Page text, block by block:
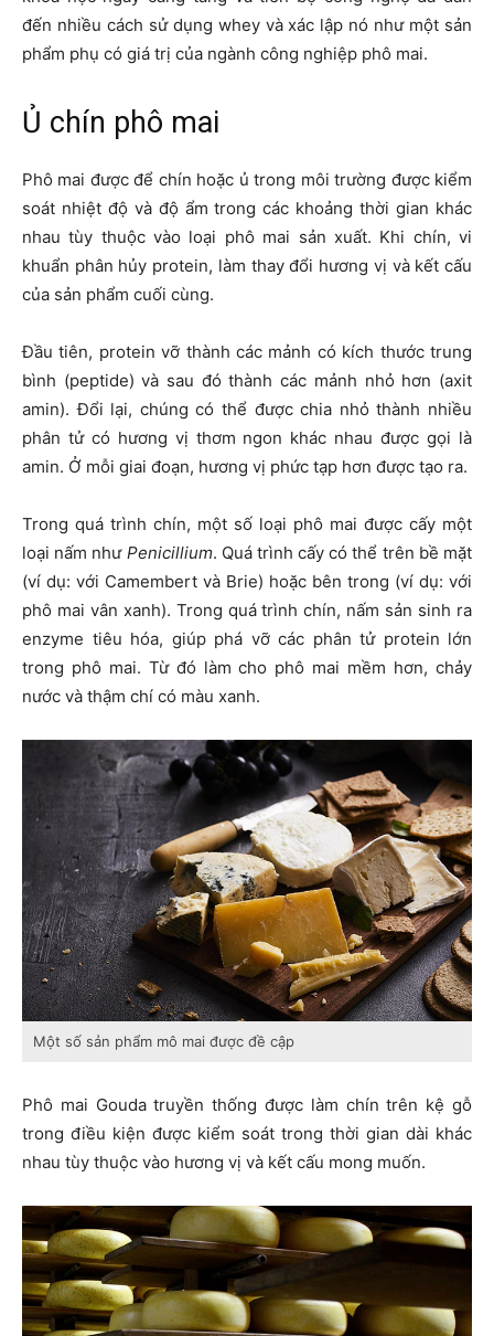
đến nhiều cách sử dụng whey và xác lập nó như một sản
phẩm phụ có giá trị của ngành công nghiệp phô mai.
Ủ chín phô mai
Phô mai được để chín hoặc ủ trong môi trường được kiểm
soát nhiệt độ và độ ẩm trong các khoảng thời gian khác
nhau tùy thuộc vào loại phô mai sản xuất. Khi chín, vi
khuẩn phân hủy protein, làm thay đổi hương vị và kết cấu
của sản phẩm cuối cùng.
Đầu tiên, protein vỡ thành các mảnh có kích thước trung
bình (peptide) và sau đó thành các mảnh nhỏ hơn (axit
amin). Đổi lại, chúng có thể được chia nhỏ thành nhiều
phân tử có hương vị thơm ngon khác nhau được gọi là
amin. Ở mỗi giai đoạn, hương vị phức tạp hơn được tạo ra.
Trong quá trình chín, một số loại phô mai được cấy một
loại nấm như Penicillium. Quá trình cấy có thể trên bề mặt
(ví dụ: với Camembert và Brie) hoặc bên trong (ví dụ: với
phô mai vân xanh). Trong quá trình chín, nấm sản sinh ra
enzyme tiêu hóa, giúp phá vỡ các phân tử protein lớn
trong phô mai. Từ đó làm cho phô mai mềm hơn, chảy
nước và thậm chí có màu xanh.
Một số sản phẩm mô mai được đề cập
Phô mai Gouda truyền thống được làm chín trên kệ gỗ
trong điều kiện được kiểm soát trong thời gian dài khác
nhau tùy thuộc vào hương vị và kết cấu mong muốn.